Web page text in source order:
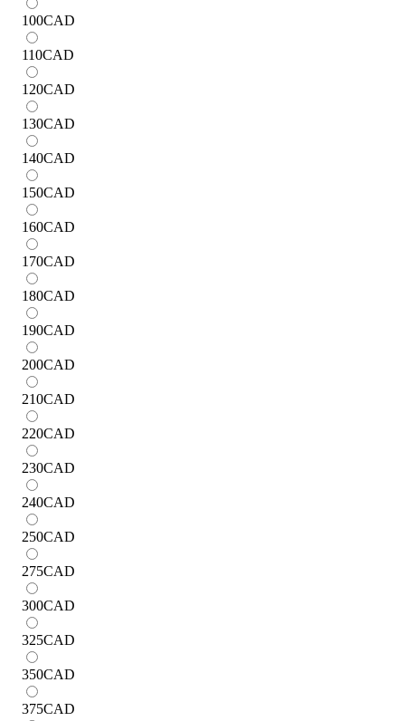
100CAD
110CAD
120CAD
130CAD
140CAD
150CAD
160CAD
170CAD
180CAD
190CAD
200CAD
210CAD
220CAD
230CAD
240CAD
250CAD
275CAD
300CAD
325CAD
350CAD
375CAD